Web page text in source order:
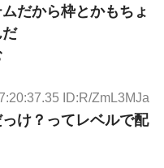
だから枠とかもちょ
ID:R/ZmL3MJa
け？ってレベルで配